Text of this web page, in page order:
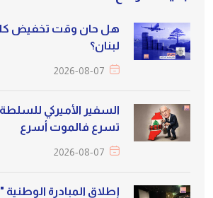
هل حان وقت تخفيض
لبنان؟
2026-08-07
السفير الأميركي للسلطة
تسرع فالموت أسرع
2026-08-07
إطلاق المبادرة الوطنية